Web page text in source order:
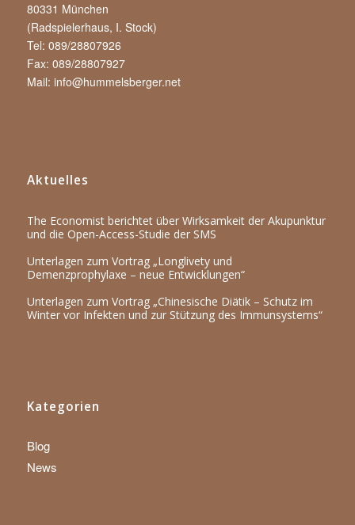
80331 München
(Radspielerhaus, I. Stock)
Tel: 089/28807926
Fax: 089/28807927
Mail: info@hummelsberger.net
Aktuelles
The Economist berichtet über Wirksamkeit der Akupunktur
und die Open-Access-Studie der SMS
Unterlagen zum Vortrag „Longlivety und
Demenzprophylaxe – neue Entwicklungen“
Unterlagen zum Vortrag „Chinesische Diätik – Schutz im
Winter vor Infekten und zur Stützung des Immunsystems“
Kategorien
Blog
News